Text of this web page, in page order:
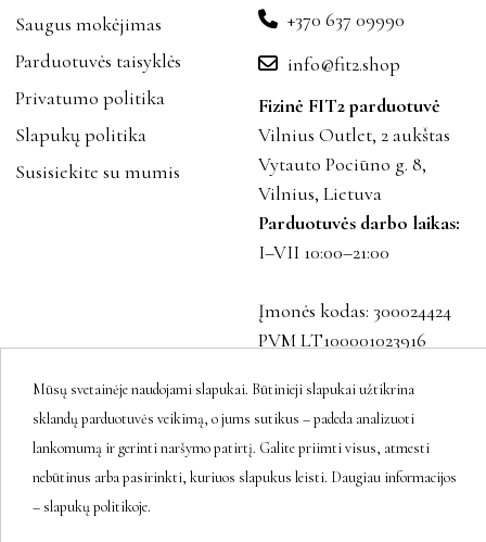
Saugus mokėjimas
Parduotuvės taisyklės
Privatumo politika
Slapukų politika
Susisiekite su mumis
+370 637 09990
info@fit2.shop
Fizinė FIT2 parduotuvė
Vilnius Outlet, 2 aukštas
Vytauto Pociūno g. 8,
Vilnius, Lietuva
Parduotuvės darbo laikas:
I–VII 10:00–21:00
Įmonės kodas: 300024424
PVM LT100001023916
Sekite mus
Mūsų svetainėje naudojami slapukai. Būtinieji slapukai užtikrina
sklandų parduotuvės veikimą, o jums sutikus – padeda analizuoti
lankomumą ir gerinti naršymo patirtį. Galite priimti visus, atmesti
nebūtinus arba pasirinkti, kuriuos slapukus leisti. Daugiau informacijos
– slapukų politikoje.